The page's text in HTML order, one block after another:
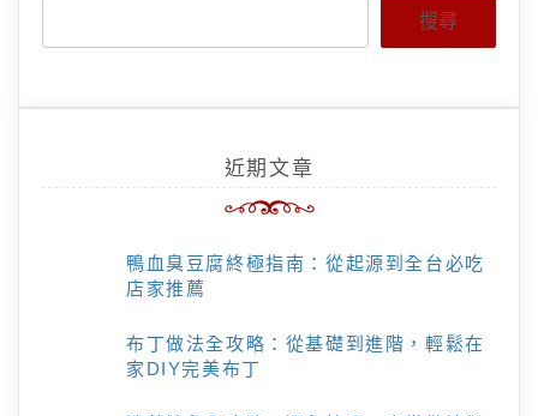
搜尋
近期文章
鴨血臭豆腐終極指南：從起源到全台必吃
店家推薦
布丁做法全攻略：從基礎到進階，輕鬆在
家DIY完美布丁